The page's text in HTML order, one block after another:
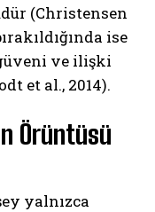
(Christensen
ise
ve ilişki
et al., 2014).
Örüntüsü
yalnızca